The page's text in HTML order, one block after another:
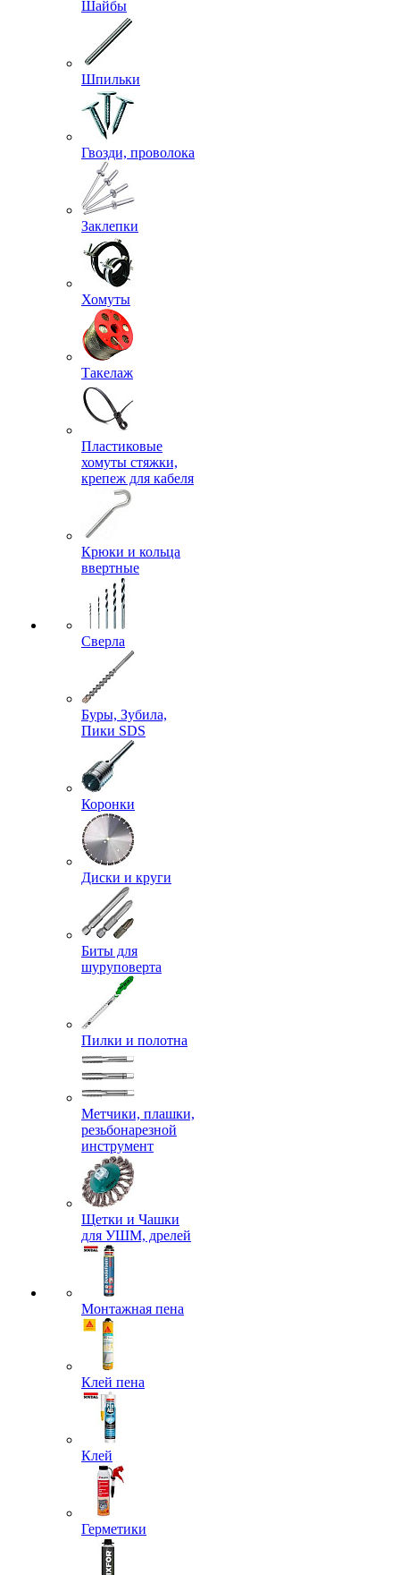
Шайбы
Шпильки
Гвозди, проволока
Заклепки
Хомуты
Такелаж
Пластиковые
хомуты стяжки,
крепеж для кабеля
Крюки и кольца
ввертные
Сверла
Буры, Зубила,
Пики SDS
Коронки
Диски и круги
Биты для
шуруповерта
Пилки и полотна
Метчики, плашки,
резьбонарезной
инструмент
Щетки и Чашки
для УШМ, дрелей
Монтажная пена
Клей пена
Клей
Герметики